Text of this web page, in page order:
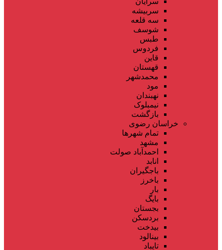
سربیشه
سه قلعه
شوسف
طبس
فردوس
قاین
قهستان
محمدشهر
مود
نهبندان
نیمبلوک
بازگشت
خراسان رضوی
تمام شهر‌ها
مشهد
احمدآباد صولت
انابد
باجگیران
باخرز
بار
بایگ
بجستان
بردسکن
بیدخت
بینالود
تایباد